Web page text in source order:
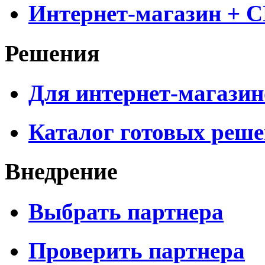
Интернет-магазин +
Решения
Для интернет-
Каталог готовых
Внедрение
Выбрать партнера
Проверить партнера